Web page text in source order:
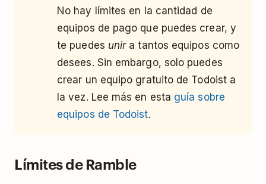
No hay límites en la cantidad de
equipos de pago que puedes crear, y
te puedes unira tantos equipos como
desees. Sin embargo, solo puedes
crear un equipo gratuito de Todoist a
la vez. Lee más en esta guía sobre
equipos de Todoist.
Límites de Ramble